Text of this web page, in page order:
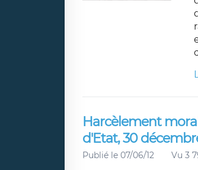
Harcèlement
d'Etat, 30
Publié le 07/06/12 Vu 3